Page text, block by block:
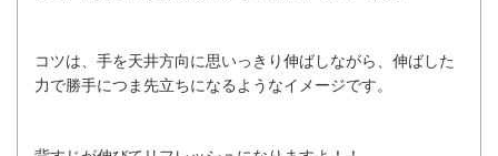
コツは、手を天井方向に思いっきり伸ばしながら、伸ばした
力で勝手につま先立ちになるようなイメージです。